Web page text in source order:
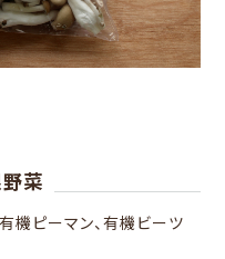
菜
機ピーマン、有機ビーツ